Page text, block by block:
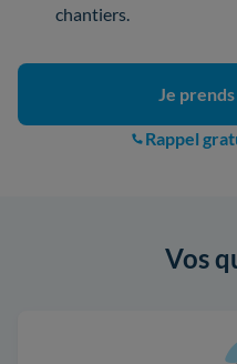
chantiers.
Je
Rappel
Vos